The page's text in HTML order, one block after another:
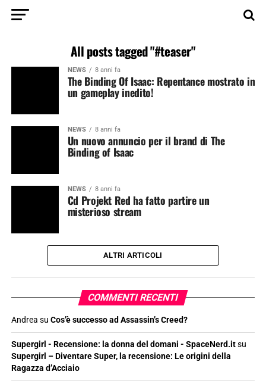
All posts tagged "#teaser"
NEWS 8 anni fa
The Binding Of Isaac: Repentance mostrato in
un gameplay inedito!
NEWS 8 anni fa
Un nuovo annuncio per il brand di The
Binding of Isaac
NEWS 8 anni fa
Cd Projekt Red ha fatto partire un
misterioso stream
ALTRI ARTICOLI
COMMENTI RECENTI
Andrea su Cos’è successo ad Assassin’s Creed?
Supergirl - Recensione: la donna del domani - SpaceNerd.itsu
Supergirl – Diventare Super, la recensione: Le origini della
Ragazza d’Acciaio